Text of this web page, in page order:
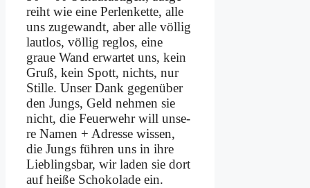
reiht wie ei­ne Per­len­ket­te, al­le
uns zu­ge­wandt, aber al­le völ­lig
laut­los, völ­lig reg­los, ei­ne
graue Wand er­war­tet uns, kein
Gruß, kein Spott, nichts, nur
Stil­le. Un­ser Dank ge­gen­über
den Jungs, Geld neh­men sie
nicht, die Feu­er­wehr will un­se­
re Na­men + Adres­se wis­sen,
die Jungs füh­ren uns in ih­re
Lieb­lings­bar, wir la­den sie dort
auf hei­ße Scho­ko­la­de ein.